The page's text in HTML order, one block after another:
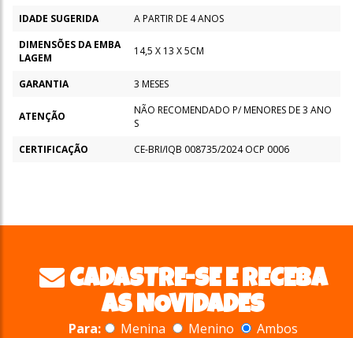
IDADE SUGERIDA
A PARTIR DE 4 ANOS
DIMENSÕES DA EMBA
LAGEM
14,5 X 13 X 5CM
GARANTIA 3 MESES
ATENÇÃO
NÃO RECOMENDADO P/ MENORES DE 3 ANO
S
CERTIFICAÇÃO
CE-BRI/IQB 008735/2024 OCP 0006
CADASTRE-SE E RECEBA
AS NOVIDADES
Para: Menina Menino Ambos